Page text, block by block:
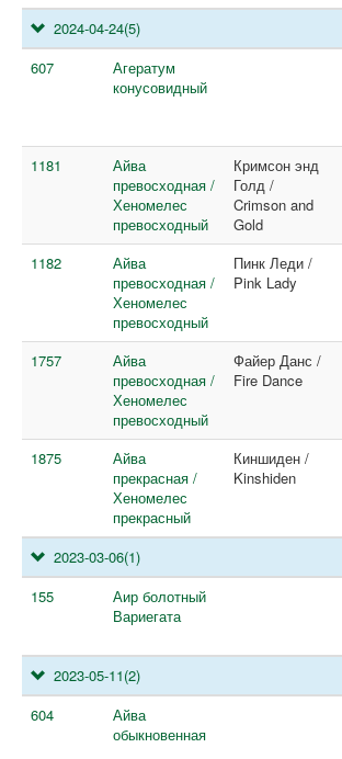
2024-04-24(5)
607
Агератум
конусовидный
1181
Айва
превосходная /
Хеномелес
превосходный
Кримсон энд
Голд /
Crimson and
Gold
1182
Айва
превосходная /
Хеномелес
превосходный
Пинк Леди /
Pink Lady
1757
Айва
превосходная /
Хеномелес
превосходный
Файер Данс /
Fire Dance
1875
Айва
прекрасная /
Хеномелес
прекрасный
Киншиден /
Kinshiden
2023-03-06(1)
155
Аир болотный
Вариегата
2023-05-11(2)
604
Айва
обыкновенная